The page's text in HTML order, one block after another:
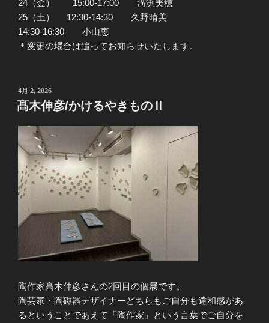
24（金） 15:00-17:00 溝渕美穂
25（土） 12:30-14:30 久野晴美
14:30-16:30 小山恵
＊変更の場合は追ってお知らせいたします。
投
稿
日:
4月 2, 2026
髙木伸彦/かけるやきものⅡ
陶作家髙木伸彦さんの2回目の個展です。
陶芸家・陶磁器デザイナーどちらもご自分も違和感があ
るということであえて「陶作家」という言葉でご自分を